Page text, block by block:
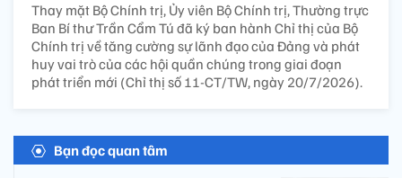
Thay mặt Bộ Chính trị, Ủy viên Bộ Chính trị, Thường trực
Ban Bí thư Trần Cẩm Tú đã ký ban hành Chỉ thị của Bộ
Chính trị về tăng cường sự lãnh đạo của Đảng và phát
huy vai trò của các hội quần chúng trong giai đoạn
phát triển mới (Chỉ thị số 11-CT/TW, ngày 20/7/2026).
Bạn đọc quan tâm